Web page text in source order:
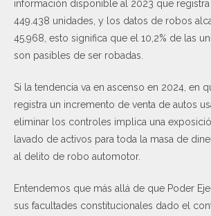
información disponible al 2023 que
449.438 unidades, y los datos de robos
45.968, esto significa que el 10,2% de las
son pasibles de ser robadas.
Si la tendencia va en ascenso en 2024, en
registra un incremento de venta de autos
eliminar los controles implica una
lavado de activos para toda la masa de
al delito de robo automotor.
Entendemos que más allá de que Poder
sus facultades constitucionales dado el